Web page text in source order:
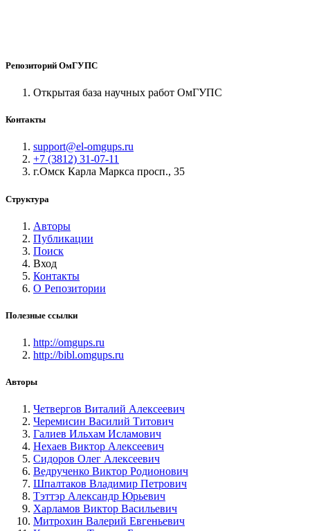
Репозиторий ОмГУПС
Открытая база научных работ ОмГУПС
Контакты
support@el-omgups.ru
+7 (3812) 31-07-11
г.Омск Карла Маркса просп., 35
Структура
Авторы
Публикации
Поиск
Вход
Контакты
О Репозитории
Полезные ссылки
http://omgups.ru
http://bibl.omgups.ru
Авторы
Четвергов Виталий Алексеевич
Черемисин Василий Титович
Галиев Ильхам Исламович
Нехаев Виктор Алексеевич
Сидоров Олег Алексеевич
Ведрученко Виктор Родионович
Шпалтаков Владимир Петрович
Тэттэр Александр Юрьевич
Харламов Виктор Васильевич
Митрохин Валерий Евгеньевич